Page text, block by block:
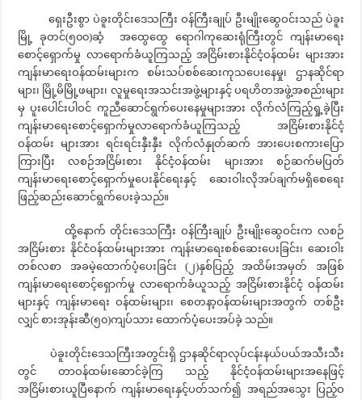
ရှေးဦးစွာ ပဲခူးတိုင်းဒေသကြီး ဝန်ကြီးချုပ် ဦးမျိုးဆွေဝင်းသည် ပဲခူး
မြို့ ခုတင်(၅၀၀)ဆံ့ အထွေထွေ ရောဂါကုဆေးရုံကြီးတွင် ကျန်းမာရေး
စောင့်ရှောက်မှု လာရောက်ခံယူကြသည့် အငြိမ်းစားနိုင်ငံ့ဝန်ထမ်း များအား
ကျန်းမာရေးဝန်ထမ်းများက စမ်းသပ်စစ်ဆေးကုသပေးနေမှု၊ ဌာနဆိုင်ရာ
များ၊ မြို့မိမြို့ဖများ၊ လူမှုရေးအသင်းအဖွဲ့များနှင့် ပရဟိတအဖွဲ့အစည်းများ
မှ ပူးပေါင်းပါဝင် ကူညီဆောင်ရွက်ပေးနေမှုများအား လိုက်လံကြည့်ရှု့ခဲ့ပြီး
ကျန်းမာရေးစောင့်ရှောက်မှုလာရောက်ခံယူကြသည့် အငြိမ်းစားနိုင်ငံ့
ဝန်ထမ်း များအား ရင်းရင်းနှီးနှီး လိုက်လံနှုတ်ဆက် အားပေးစကားပြော
ကြားပြီး လစဉ်အငြိမ်းစား နိုင်ငံ့ဝန်ထမ်း များအား စဉ်ဆက်မပြတ်
ကျန်းမာရေးစောင့်ရှောက်မှုပေးနိုင်ရေးနှင့် ဆေးဝါးလိုအပ်ချက်မရှိစေရေး
ဖြည့်ဆည်းဆောင်ရွက်ပေးခဲ့သည်။
ထို့နောက် တိုင်းဒေသကြီး ဝန်ကြီးချုပ် ဦးမျိုးဆွေဝင်းက လစဉ်
အငြိမ်းစား နိုင်ငံဝန်ထမ်းများအား ကျန်းမာရေးစစ်ဆေးပေးခြင်း၊ ဆေးဝါး
တစ်လစာ အခမဲ့ထောက်ပံ့ပေးခြင်း (၂)နှစ်ပြည့် အထိမ်းအမှတ် အဖြစ်
ကျန်းမာရေးစောင့်ရှောက်မှု လာရောက်ခံယူသည့် အငြိမ်းစားနိုင်ငံ့ ဝန်ထမ်း
များနှင့် ကျန်းမာရေး ဝန်ထမ်းများ၊ စေတနာ့ဝန်ထမ်းများအတွက် တစ်ဦး
လျှင် စားအုန်းဆီ(၅၀)ကျပ်သား ထောက်ပံ့ပေးအပ်ခဲ့ သည်။
ပဲခူးတိုင်းဒေသကြီးအတွင်းရှိ ဌာနဆိုင်ရာလုပ်ငန်းနယ်ပယ်အသီးသီး
တွင် တာဝန်ထမ်းဆောင်ခဲ့ကြ သည့် နိုင်ငံ့ဝန်ထမ်းများအနေဖြင့်
အငြိမ်းစားယူပြီနောက် ကျန်းမာရေးနှင့်ပတ်သက်၍ အရည်အသွေး ပြည့်ဝ